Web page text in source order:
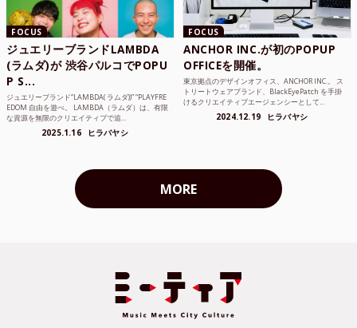
FOCUS
ジュエリーブランドLAMBDA
(ラムダ)が 渋谷パルコでPOPU
P S...
ジュエリーブランド“LAMBDA( ラムダ))” “PLAYFRE
EDOM 自由を遊べ。 LAMBDA（ラムダ）は、有限
な資源を無限のクリエイティブで追...
2025.1.16 ヒラバヤシ
FOCUS
ANCHOR INC.が初のPOPUP
OFFICEを開催。
東京拠点のデザインオフィス、ANCHOR INC.。 ス
トリートウェアブランド、BlackEyePatch を手掛
けるクリエイティブエージェンシーとして...
2024.12.19 ヒラバヤシ
MORE